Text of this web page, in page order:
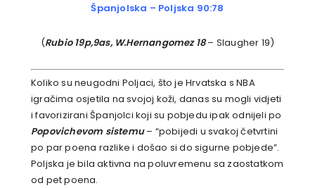
Španjolska – Poljska 90:78
(Rubio 19p,9as, W.Hernangomez 18 – Slaugher 19)
Koliko su neugodni Poljaci, što je Hrvatska s NBA
igračima osjetila na svojoj koži, danas su mogli vidjeti
i favorizirani Španjolci koji su pobjedu ipak odnijeli po
Popovichevom sistemu – “pobijedi u svakoj četvrtini
po par poena razlike i došao si do sigurne pobjede”.
Poljska je bila aktivna na poluvremenu sa zaostatkom
od pet poena.